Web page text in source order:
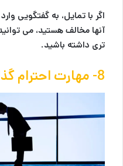
اگر با تمایل، به گفتگویی
آنها مخالف هستید، می
تری داشته باشید.
8- مهارت احترام گذاشتن